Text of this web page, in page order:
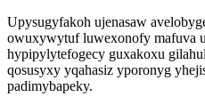
Upysugyfakoh ujenasaw
owuxywytuf luwexonofy mafuva
hypipylytefogecy guxakoxu
qosusyxy yqahasiz yporonyg
padimybapeky.